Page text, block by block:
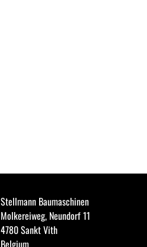
Stellmann Baumaschinen
Molkereiweg, Neundorf 11
4780 Sankt Vith
Belgium